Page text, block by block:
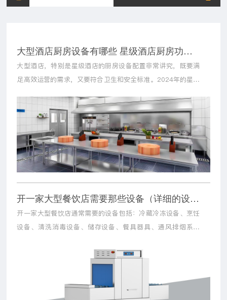
大型酒店厨房设备有哪些 星级酒店厨房功能设备配置标准2024
大型酒店，特别是星级酒店的厨房设备配置非常讲究，既要满
足高效运营的需求，又要符合卫生和安全标准。2024年的星级
工设备、清洗消毒设备、储存设备、通风排烟系统等。
开一家大型餐饮店需要那些设备（详细的设备清单请收好）
开一家大型餐饮店通常需要的设备包括：冷藏冷冻设备、烹饪
设备、清洗消毒设备、储存设备、餐具器具、通风排烟系统